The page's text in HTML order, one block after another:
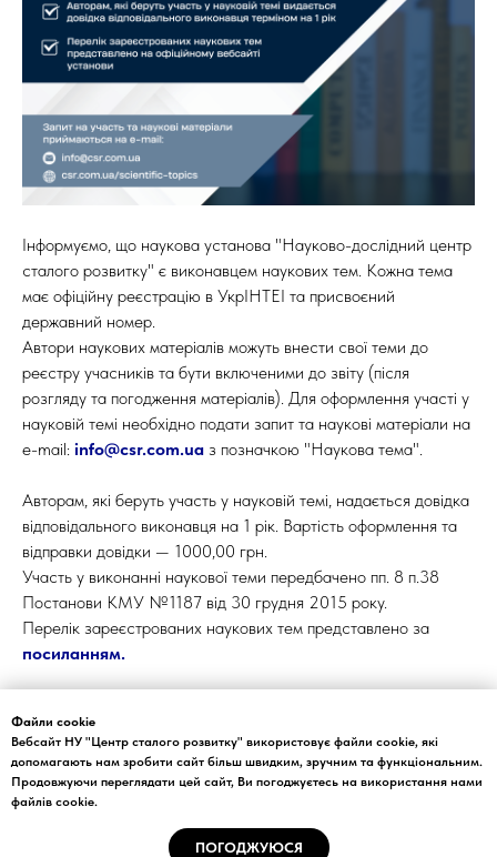
Файли cookie
Вебсайт НУ "Центр сталого розвитку" використовує файли cookie, які
допомагають нам зробити сайт більш швидким, зручним та функціональним.
Продовжуючи переглядати цей сайт, Ви погоджуєтесь на використання нами
файлів cookie.
ПОГОДЖУЮСЯ
Інформуємо, що наукова установа "Науково-дослідний центр
сталого розвитку" є виконавцем наукових тем. Кожна тема
має офіційну реєстрацію в УкрІНТЕІ та присвоєний
державний номер.
Автори наукових матеріалів можуть внести свої теми до
реєстру учасників та бути включеними до звіту (після
розгляду та погодження матеріалів). Для оформлення участі у
науковій темі необхідно подати запит та наукові матеріали на
e-mail: info@csr.com.ua з позначкою "Наукова тема".
Авторам, які беруть участь у науковій темі, надається довідка
відповідального виконавця на 1 рік. Вартість оформлення та
відправки довідки — 1000,00 грн.
Участь у виконанні наукової теми передбачено пп. 8 п.38
Постанови КМУ №1187 від 30 грудня 2015 року.
Перелік зареєстрованих наукових тем представлено за
посиланням.
+38(044)222-5889
+38(067)333-4556
info@csr.com.ua